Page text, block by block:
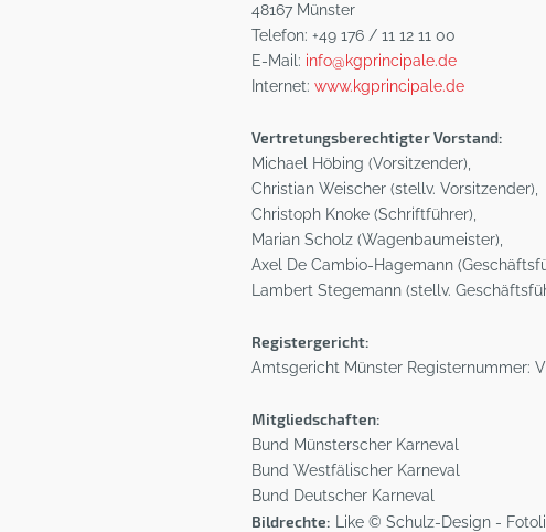
48167 Münster
Telefon: +49 176 / 11 12 11 00
E-Mail: info@kgprincipale.de
Internet: www.kgprincipale.de
Vertretungsberechtigter Vorstand:
Michael Höbing (Vorsitzender),
Christian Weischer (stellv. Vorsitzender),
Christoph Knoke (Schriftführer),
Marian Scholz (Wagenbaumeister),
Axel De Cambio-Hagemann
Lambert Stegemann (stellv.
Registergericht:
Amtsgericht Münster Registernummer:
Mitgliedschaften:
Bund Münsterscher Karneval
Bund Westfälischer Karneval
Bund Deutscher Karneval
Bildrechte: Like © Schulz-Design -